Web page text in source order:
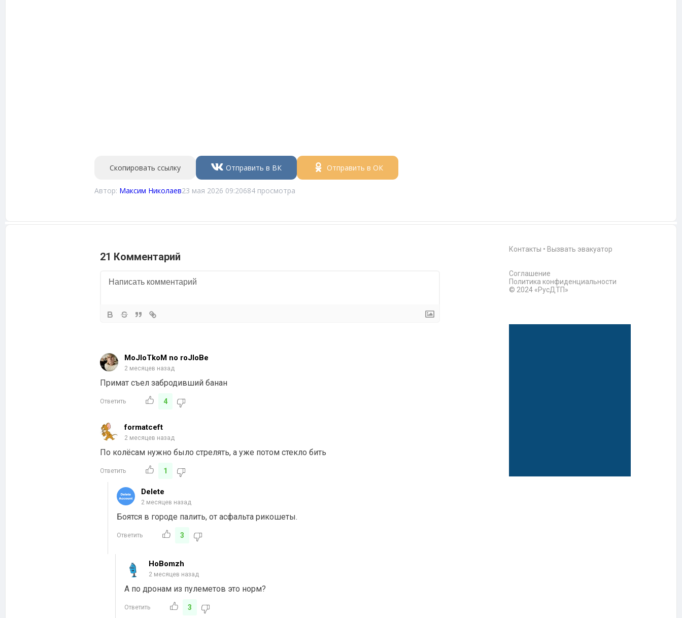
Скопировать ссылку Отправить в ВК Отправить в ОК
Автор: Максим Николаев23 мая 2026 09:20684 просмотра
21 Комментарий
MoJloTkoM no roJloBe
2 месяцев назад
Примат съел забродивший банан
Ответить 4
formatceft
2 месяцев назад
По колёсам нужно было стрелять, а уже потом стекло бить
Ответить 1
Delete
2 месяцев назад
Боятся в городе палить, от асфальта рикошеты.
Ответить 3
HoBomzh
2 месяцев назад
А по дронам из пулеметов это норм?
Ответить 3
Контакты • Вызвать эвакуатор
Соглашение
Политика конфиденциальности
© 2024 «РусДТП»